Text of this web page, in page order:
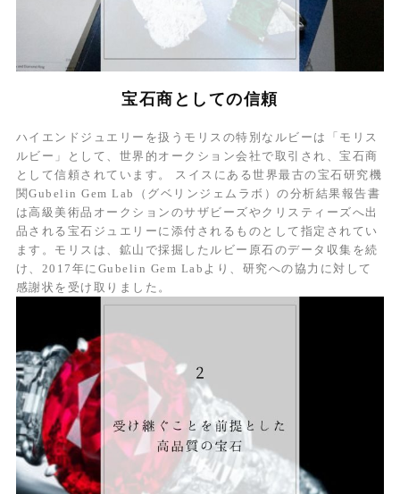
宝石商としての信頼
ハイエンドジュエリーを扱うモリスの特別なルビーは「モリス
ルビー」として、世界的オークション会社で取引され、宝石商
として信頼されています。 スイスにある世界最古の宝石研究機
関Gubelin Gem Lab（グベリンジェムラボ）の分析結果報告書
は高級美術品オークションのサザビーズやクリスティーズへ出
品される宝石ジュエリーに添付されるものとして指定されてい
ます。モリスは、鉱山で採掘したルビー原石のデータ収集を続
け、2017年にGubelin Gem Labより、研究への協力に対して
感謝状を受け取りました。